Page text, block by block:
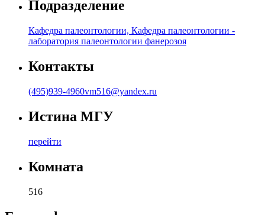
Подразделение
Кафедра палеонтологии, Кафедра палеонтологии -
лаборатория палеонтологии фанерозоя
Контакты
(495)939-4960vm516@yandex.ru
Истина МГУ
перейти
Комната
516